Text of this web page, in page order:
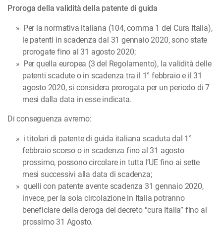
Proroga della validità della patente di guida
Per la normativa italiana (104, comma 1 del Cura Italia),
le patenti in scadenza dal 31 gennaio 2020, sono state
prorogate fino al 31 agosto 2020;
Per quella europea (3 del Regolamento), la validità delle
patenti scadute o in scadenza tra il 1° febbraio e il 31
agosto 2020, si considera prorogata per un periodo di 7
mesi dalla data in esse indicata.
Di conseguenza avremo:
i titolari di patente di guida italiana scaduta dal 1°
febbraio scorso o in scadenza fino al 31 agosto
prossimo, possono circolare in tutta l’UE fino ai sette
mesi successivi alla data di scadenza;
quelli con patente avente scadenza 31 gennaio 2020,
invece, per la sola circolazione in Italia potranno
beneficiare della deroga del decreto “cura Italia” fino al
prossimo 31 Agosto.